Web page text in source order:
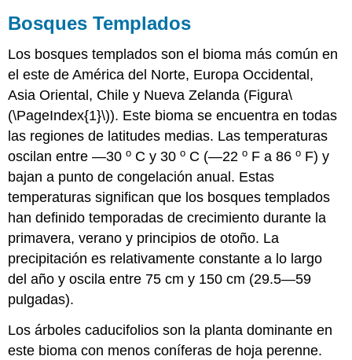
Bosques Templados
Los bosques templados son el bioma más común en
el este de América del Norte, Europa Occidental,
Asia Oriental, Chile y Nueva Zelanda (Figura\
(\PageIndex{1}\)). Este bioma se encuentra en todas
las regiones de latitudes medias. Las temperaturas
oscilan entre —30o C y 30o C (—22o F a 86o F) y
bajan a punto de congelación anual. Estas
temperaturas significan que los bosques templados
han definido temporadas de crecimiento durante la
primavera, verano y principios de otoño. La
precipitación es relativamente constante a lo largo
del año y oscila entre 75 cm y 150 cm (29.5—59
pulgadas).
Los árboles caducifolios son la planta dominante en
este bioma con menos coníferas de hoja perenne.